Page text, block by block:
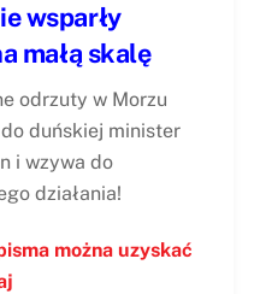
wsparły
małą skalę
odrzuty w Morzu
duńskiej minister
i wzywa do
działania!
można uzyskać